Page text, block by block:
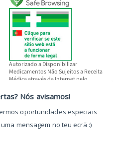
Autorizado a Disponibilizar
Medicamentos Não Sujeitos a Receita
Médica através da Internet pelo